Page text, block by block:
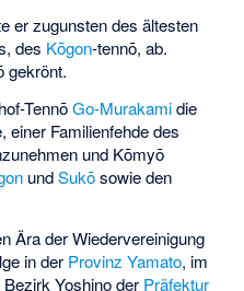
er zugunsten des ältesten
des Kōgon-tennō, ab.
gekrönt.
TennōGo-Murakamidie
, einer Familienfehde des
und Kōmyō
undSukōsowie den
Ära der Wiedervereinigung
in der Provinz Yamato, im
Bezirk Yoshinoder Präfektur